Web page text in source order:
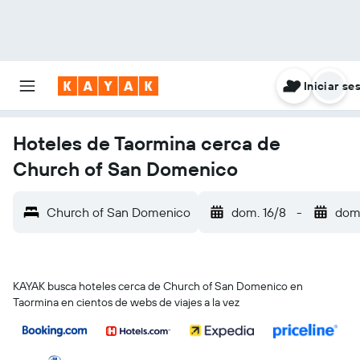
Iniciar
Hoteles de Taormina cerca de
Church of San Domenico
Church of San Domenico dom. 16/8 -
KAYAK busca hoteles cerca de Church of San Domenico en
Taormina en cientos de webs de viajes a la vez